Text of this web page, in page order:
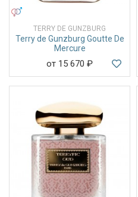
TERRY DE GUNZBURG
Terry de Gunzburg Goutte De
Mercure
от 15 670 ₽